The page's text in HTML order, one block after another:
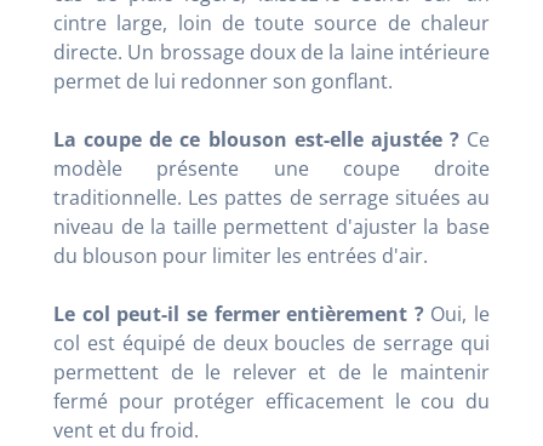
cintre large, loin de toute source de chaleur
directe. Un brossage doux de la laine intérieure
permet de lui redonner son gonflant.
La coupe de ce blouson est-elle ajustée ?Ce
modèle présente une coupe droite
traditionnelle. Les pattes de serrage situées au
niveau de la taille permettent d'ajuster la base
du blouson pour limiter les entrées d'air.
Le col peut-il se fermer entièrement ?Oui, le
col est équipé de deux boucles de serrage qui
permettent de le relever et de le maintenir
fermé pour protéger efficacement le cou du
vent et du froid.